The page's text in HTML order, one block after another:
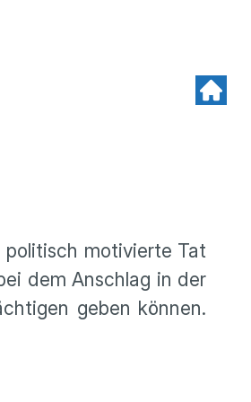
motivierte Tat
dem Anschlag in der
geben können.